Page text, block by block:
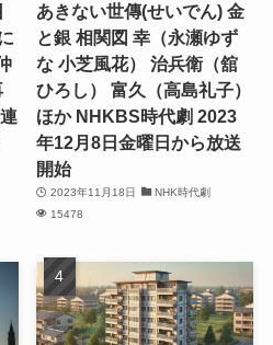
あきない世傳(せいでん) 金
と銀 相関図 幸（永瀬ゆず
な 小芝風花） 治兵衛（舘
ひろし） 富久（高島礼子）
ほか NHKBS時代劇 2023
年12月8日金曜日から放送
開始
2023年11月18日
NHK時代劇
15478